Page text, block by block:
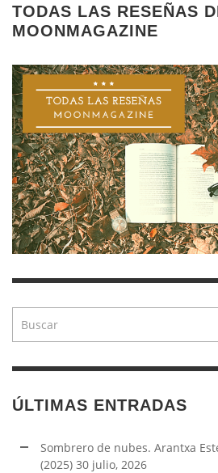
TODAS LAS RESEÑAS
MOONMAGAZINE
ÚLTIMAS ENTRADAS
Sombrero de nubes. Arantxa
(2025) 30 julio, 2026